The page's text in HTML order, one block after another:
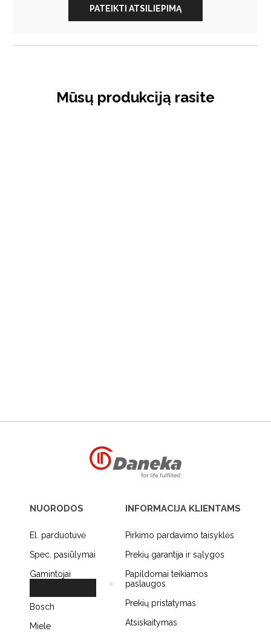
PATEIKTI ATSILIEPIMĄ
Mūsų produkciją rasite
NUORODOS
El. parduotuvė
Spec. pasiūlymai
Gamintojai
Bosch
Miele
INFORMACIJA KLIENTAMS
Pirkimo pardavimo taisyklės
Prekių garantija ir sąlygos
Papildomai teikiamos
paslaugos
Prekių pristatymas
Atsiskaitymas